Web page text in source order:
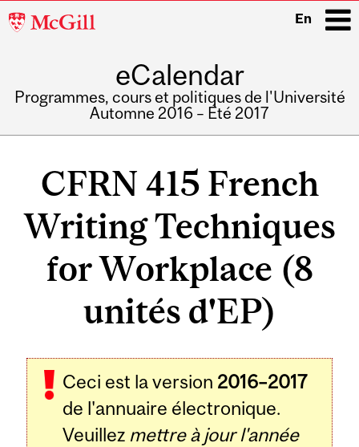
McGill
En
eCalendar
Programmes, cours et politiques de l'Université
Automne 2016 – Été 2017
CFRN 415 French
Writing Techniques
for Workplace (8
unités d'EP)
Ceci est la version 2016–2017
de l'annuaire électronique.
Veuillez mettre à jour l'année
Related
Content